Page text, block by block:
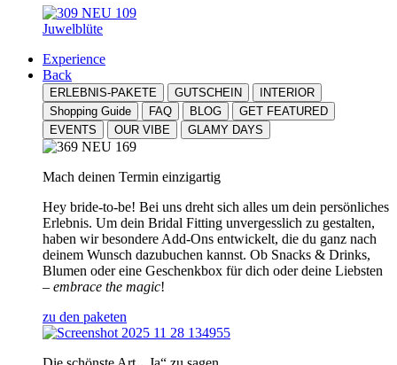
Juwelblüte
Experience
Back
ERLEBNIS-PAKETE GUTSCHEIN
INTERIOR
Shopping Guide
FAQ BLOG
GET FEATURED
EVENTS
OUR VIBE GLAMY DAYS
Mach deinen Termin einzigartig
Hey bride-to-be! Bei uns dreht sich alles um dein persönliches
Erlebnis. Um dein Bridal Fitting unvergesslich zu gestalten,
haben wir besondere Add-Ons entwickelt, die du ganz nach
deinem Wunsch dazubuchen kannst. Ob Snacks & Drinks,
Blumen oder eine Geschenkbox für dich oder deine Liebsten
– embrace the magic!
zu den paketen